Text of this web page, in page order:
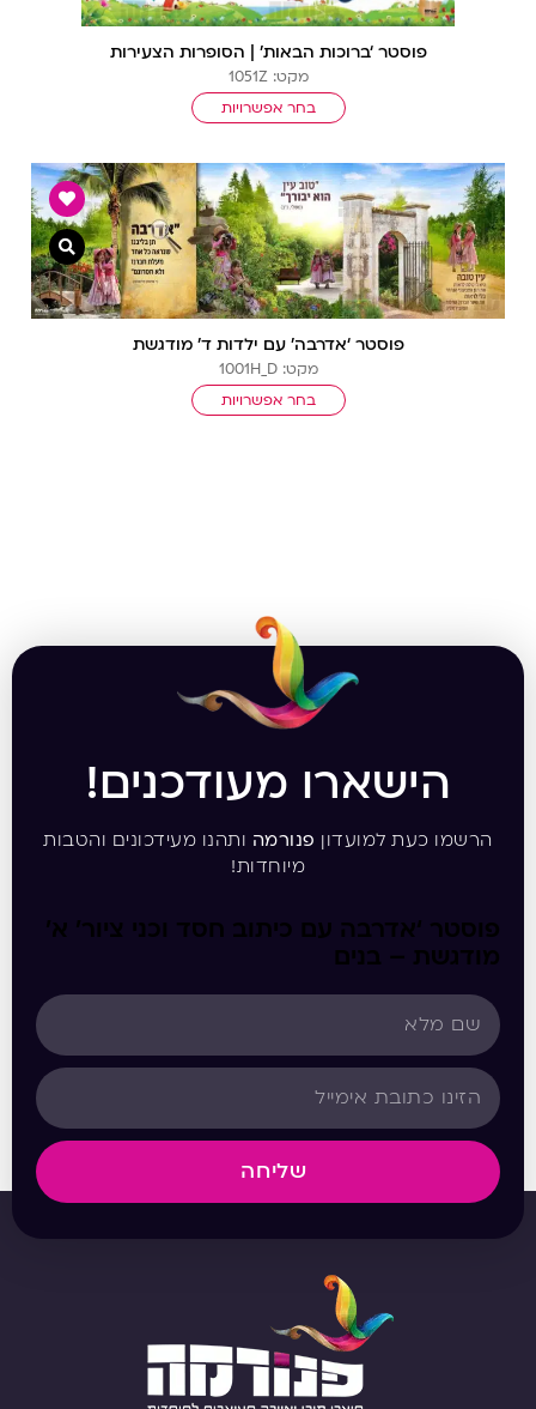
פוסטר ‘ברוכות הבאות’ | הסופרות הצעירות
מקט: 1051Z
בחר אפשרויות
פוסטר ‘אדרבה’ עם ילדות ד’ מודגשת
מקט: 1001H_D
בחר אפשרויות
צפייה
הישארו מעודכנים!
הרשמו כעת למועדון פנורמה ותהנו מעידכונים והטבות
מיוחדות!
פוסטר ‘אדרבה עם כיתוב חסד וכני ציור’ א’
מודגשת – בנים
שליחה